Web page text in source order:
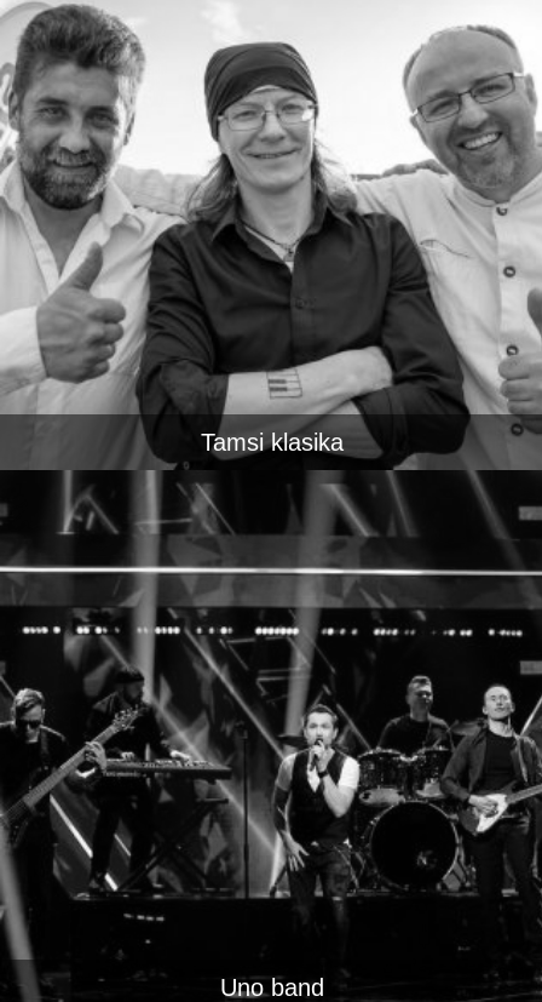
Tamsi klasika
Uno band